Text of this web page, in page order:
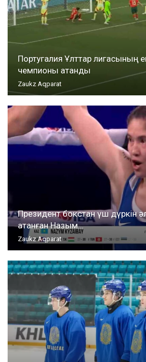
Португалия Ұлттар лигасының
чемпионы атанды
Zaukz Aqparat
Президент бокстан үш дүркін
атанған Назым…
Zaukz Aqparat